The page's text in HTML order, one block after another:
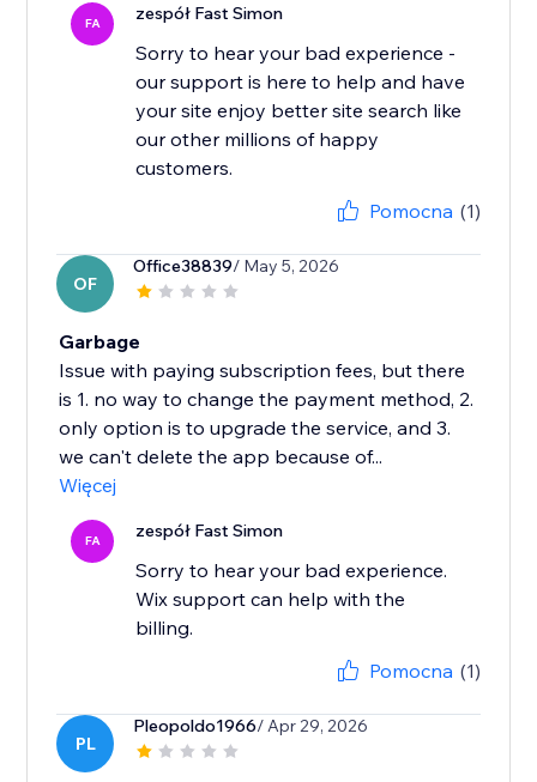
FA zespół Fast Simon
Sorry to hear your bad experience -
our support is here to help and have
your site enjoy better site search like
our other millions of happy
Pomocna (1)
OF
Office38839/ May 5, 2026
Garbage
Issue with paying subscription fees, but there
is 1. no way to change the payment method, 2.
only option is to upgrade the service, and 3.
we can't delete the app because of...
Więcej
FA zespół Fast Simon
Sorry to hear your bad experience.
Wix support can help with the
billing.
Pomocna (1)
PL
Pleopoldo1966/ Apr 29, 2026